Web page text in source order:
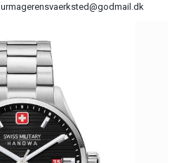
urmagerensvaerksted@godmail.dk